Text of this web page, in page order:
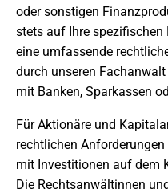
oder sonstigen
stets auf Ihre spezifischen
eine umfassende
durch unseren
mit Banken, Sparkassen
Für Aktionäre und
rechtlichen Anforderungen
mit Investitionen auf dem
Die Rechtsanwältinnen